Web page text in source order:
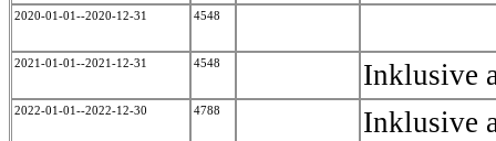
2020-01-01--2020-12-31 4548
2021-01-01--2021-12-31 4548 Inklusive
2022-01-01--2022-12-30 4788 Inklusive